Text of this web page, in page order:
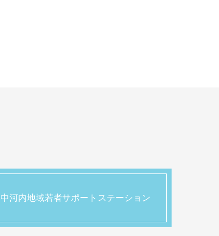
中河内地域若者サポートステーション